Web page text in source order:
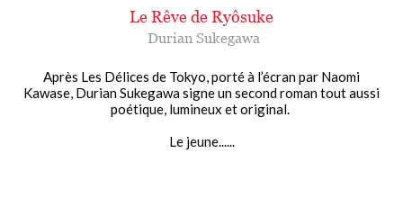
Le Rêve de Ryôsuke
Durian Sukegawa
Après Les Délices de Tokyo, porté à l’écran par Naomi
Kawase, Durian Sukegawa signe un second roman tout aussi
poétique, lumineux et original.
Le jeune......